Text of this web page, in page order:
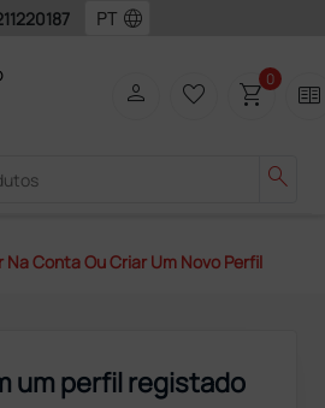
language
search
person favorite_border shopping_cart0 two_pager
Na Conta Ou Criar Um Novo Perfil
um perfil registado